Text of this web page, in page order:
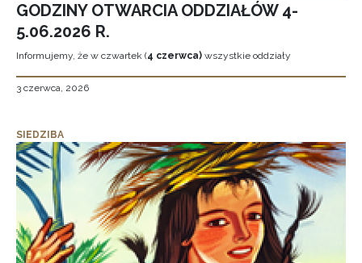
GODZINY OTWARCIA ODDZIAŁÓW 4-
5.06.2026 R.
Informujemy, że w czwartek (4 czerwca) wszystkie oddziały
3 czerwca, 2026
SIEDZIBA